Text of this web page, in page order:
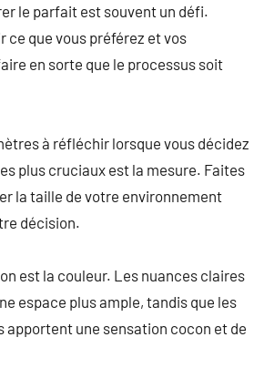
le parfait est souvent un défi.
ce que vous préférez et vos
en sorte que le processus soit
à réfléchir lorsque vous décidez
plus cruciaux est la mesure. Faites
la taille de votre environnement
décision.
est la couleur. Les nuances claires
espace plus ample, tandis que les
apportent une sensation cocon et de